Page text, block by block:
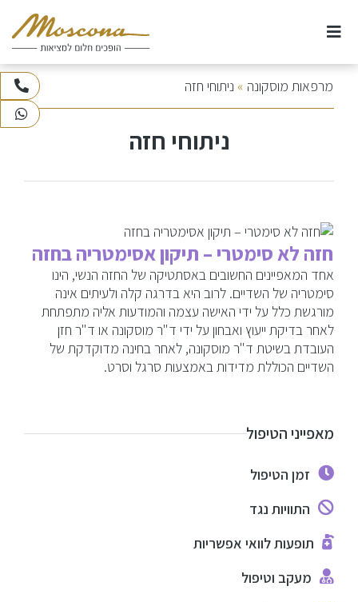
אודות
ניתוחי אף
ניתוחים וטיפולי גוף
ניתוחי פנים
טיפולי לייזר
הזרקות מתקדמות
בלוג
צור קשר
WhatsApp
מרפאות מוסקונה » ניתוחי חזה
ניתוחי חזה
חזה לא סימטרי – תיקון אסימטריה בחזה
אחד המאפיינים החשובים באסתטיקה של החזה הנשי, הינו
סימטריה של השדיים. לרוב היא בדרגה קלה ולעיתים אינה
מורגשת כלל על ידי האישה עצמה והמודעות אליה מתפתחת
לאחר בדיקת ייעוץ ואבחון על ידי ד"ר מוסקונה או ד"ר חזן
העובדת בשיטת ד"ר מוסקונה, לאחר בחינה מדוקדקת של
השדיים הכוללת מדידות באמצעות סרגל וסרט.
מאפייני הטיפול
זמן הטיפול
התוויות נגד
תופעות לוואי אפשריות
מעקב וטיפול